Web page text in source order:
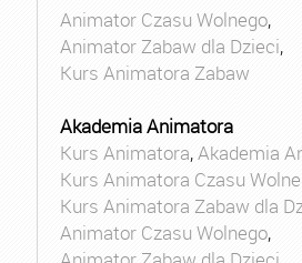
Animator Czasu Wolnego,
Animator Zabaw dla Dzieci,
Kurs Animatora Zabaw
Akademia Animatora
Kurs Animatora,Akademia
Kurs Animatora Czasu
Kurs Animatora Zabaw dla
Animator Czasu Wolnego,